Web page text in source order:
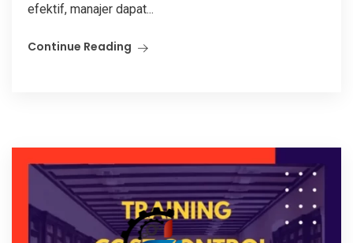
efektif, manajer dapat...
Continue Reading